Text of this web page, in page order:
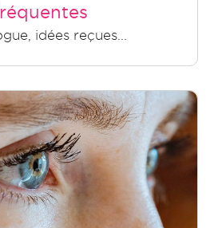
idées reçues...